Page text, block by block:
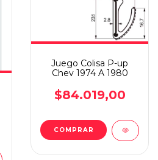
Juego Colisa P-up
Chev 1974 A 1980
$84.019,00